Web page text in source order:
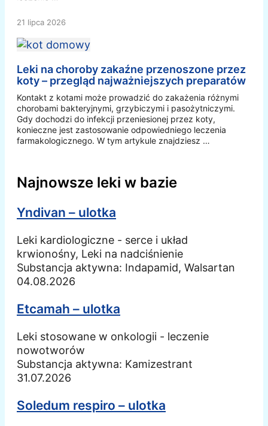
21 lipca 2026
Leki na choroby zakaźne przenoszone przez
koty – przegląd najważniejszych preparatów
Kontakt z kotami może prowadzić do zakażenia różnymi
chorobami bakteryjnymi, grzybiczymi i pasożytniczymi.
Gdy dochodzi do infekcji przeniesionej przez koty,
konieczne jest zastosowanie odpowiedniego leczenia
farmakologicznego. W tym artykule znajdziesz …
Najnowsze leki w bazie
Yndivan – ulotka
Leki kardiologiczne - serce i układ
krwionośny, Leki na nadciśnienie
Substancja aktywna: Indapamid, Walsartan
04.08.2026
Etcamah – ulotka
Leki stosowane w onkologii - leczenie
nowotworów
Substancja aktywna: Kamizestrant
31.07.2026
Soledum respiro – ulotka